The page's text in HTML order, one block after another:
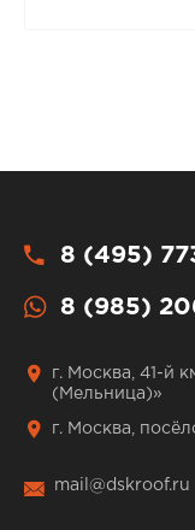
8 (495)
8 (985)
г. Москва, 41-й
(Мельница)»
г. Москва,
mail@dskroof.ru